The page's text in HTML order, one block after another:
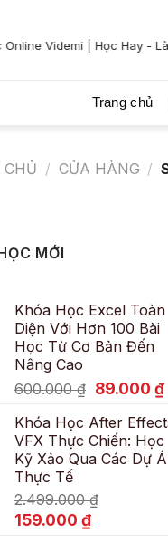
Online Videmi | Học Hay -
Trang chủ
CHỦ / CỬA HÀNG /
MỚI
Khóa Học Excel Toàn
Diện Với Hơn 100 Bài
Học Từ Cơ Bản Đến
Nâng Cao
600.000₫ Giá
là:
600.000 ₫.
89.000 ₫
Khóa Học After
VFX Thực Chiến: Học
Kỹ Xảo Qua Các Dự
Thực Tế
2.499.000₫
Giá
159.000 ₫Giá